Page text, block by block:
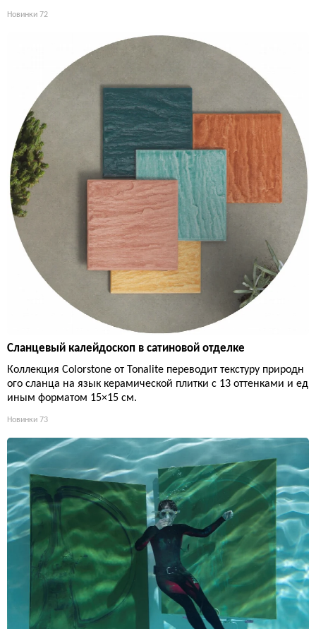
Новинки 72
Сланцевый калейдоскоп в сатиновой отделке
Коллекция Colorstone от Tonalite переводит текстуру природн
ого сланца на язык керамической плитки с 13 оттенками и ед
иным форматом 15×15 см.
Новинки 73